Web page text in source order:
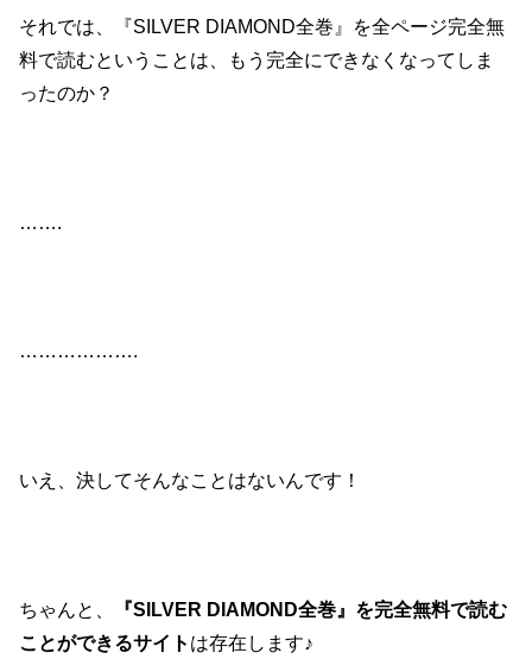
それでは、『SILVER DIAMOND全巻』を全ページ完全無
料で読むということは、もう完全にできなくなってしま
ったのか？
……………….
いえ、決してそんなことはないんです！
ちゃんと、
『SILVER DIAMOND全巻』を完全無料で読む
ことができるサイト は存在します♪